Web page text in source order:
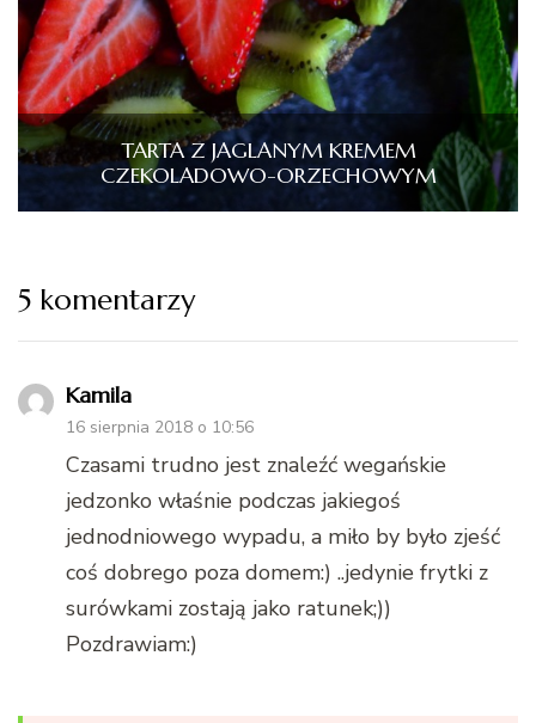
TARTA Z JAGLANYM KREMEM
CZEKOLADOWO-ORZECHOWYM
5 komentarzy
Kamila
16 sierpnia 2018 o 10:56
Czasami trudno jest znaleźć wegańskie
jedzonko właśnie podczas jakiegoś
jednodniowego wypadu, a miło by było zjeść
coś dobrego poza domem:) ..jedynie frytki z
surówkami zostają jako ratunek;))
Pozdrawiam:)